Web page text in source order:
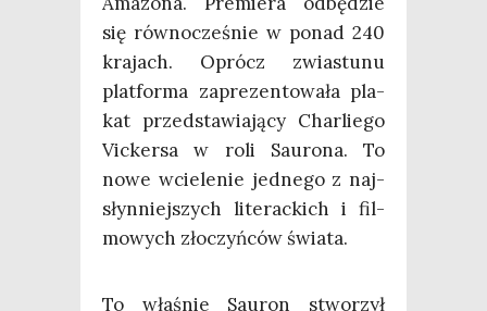
się rów­no­cze­śnie w ponad 240
kra­jach. Oprócz zwia­stu­nu
plat­for­ma zapre­zen­to­wa­ła pla­
kat przed­sta­wia­ją­cy Char­lie­go
Vic­ker­sa w roli Sau­ro­na. To
nowe wcie­le­nie jed­ne­go z naj­
słyn­niej­szych lite­rac­kich i fil­
mo­wych zło­czyń­ców świata.
To wła­śnie Sau­ron stwo­rzył